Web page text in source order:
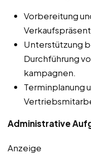
Vorbereitung
Unterstützung
Durchführung
kampagnen.
Terminplanung
Administrative
Anzeige